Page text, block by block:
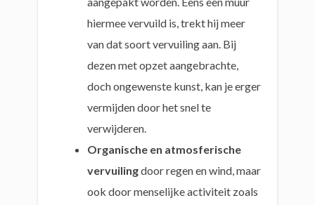
hiermee vervuild is, trekt hij meer
van dat soort vervuiling aan. Bij
dezen met opzet aangebrachte,
doch ongewenste kunst, kan je erger
vermijden door het snel te
verwijderen.
Organische en atmosferische
vervuilingdoor regen en wind, maar
ook door menselijke activiteit zoals